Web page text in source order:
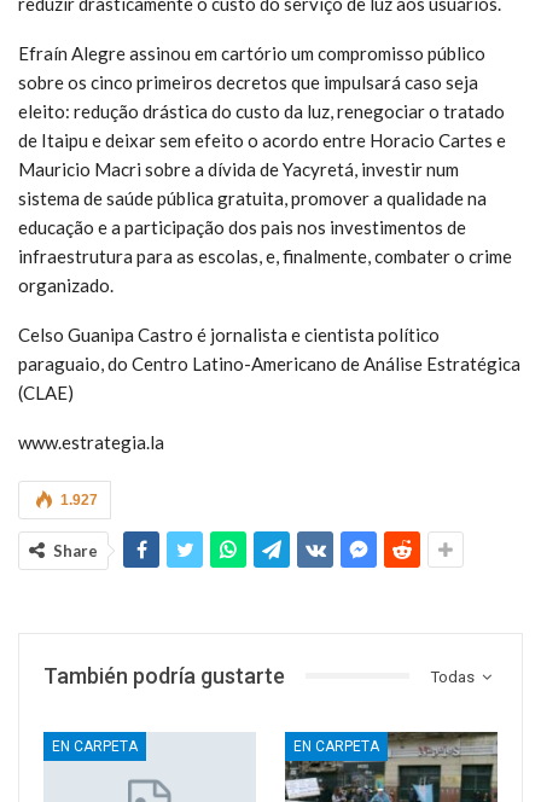
Efraín Alegre assinou em cartório um compromisso público
sobre os cinco primeiros decretos que impulsará caso seja
eleito: redução drástica do custo da luz, renegociar o tratado
de Itaipu e deixar sem efeito o acordo entre Horacio Cartes e
Mauricio Macri sobre a dívida de Yacyretá, investir num
sistema de saúde pública gratuita, promover a qualidade na
educação e a participação dos pais nos investimentos de
infraestrutura para as escolas, e, finalmente, combater o crime
organizado.
Celso Guanipa Castro é jornalista e cientista político
paraguaio, do Centro Latino-Americano de Análise Estratégica
(CLAE)
www.estrategia.la
1.927
Share
Todas
También podría gustarte
EN CARPETA EN CARPETA